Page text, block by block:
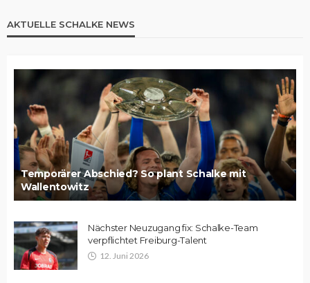
AKTUELLE SCHALKE NEWS
Temporärer Abschied? So plant Schalke mit
Wallentowitz
Nächster Neuzugang fix: Schalke-Team
verpflichtet Freiburg-Talent
12. Juni 2026